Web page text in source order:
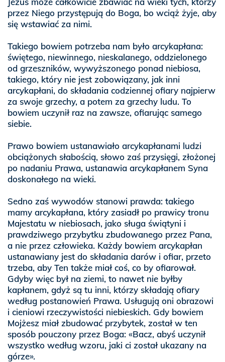
przez Niego przystępują do Boga, bo wciąż żyje, aby
się wstawiać za nimi.
Takiego bowiem potrzeba nam było arcykapłana:
świętego, niewinnego, nieskalanego, oddzielonego
od grzeszników, wywyższonego ponad niebiosa,
takiego, który nie jest zobowiązany, jak inni
arcykapłani, do składania codziennej ofiary najpierw
za swoje grzechy, a potem za grzechy ludu. To
bowiem uczynił raz na zawsze, ofiarując samego
siebie.
Prawo bowiem ustanawiało arcykapłanami ludzi
obciążonych słabością, słowo zaś przysięgi, złożonej
po nadaniu Prawa, ustanawia arcykapłanem Syna
doskonałego na wieki.
Sedno zaś wywodów stanowi prawda: takiego
mamy arcykapłana, który zasiadł po prawicy tronu
Majestatu w niebiosach, jako sługa świątyni i
prawdziwego przybytku zbudowanego przez Pana,
a nie przez człowieka. Każdy bowiem arcykapłan
ustanawiany jest do składania darów i ofiar, przeto
trzeba, aby Ten także miał coś, co by ofiarował.
Gdyby więc był na ziemi, to nawet nie byłby
kapłanem, gdyż są tu inni, którzy składają ofiary
według postanowień Prawa. Usługują oni obrazowi
i cieniowi rzeczywistości niebieskich. Gdy bowiem
Mojżesz miał zbudować przybytek, został w ten
sposób pouczony przez Boga: «Bacz, abyś uczynił
wszystko według wzoru, jaki ci został ukazany na
górze».